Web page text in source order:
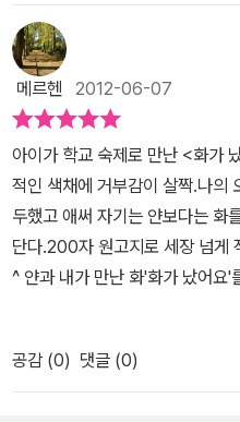
함께 춤을 추고지구를 드럼인양
리고 지쳤을때 천천히 숨을 들이
맘대로~>에서는<화를 내자>란
노는 사람을 상처주기 위함이 아
다. 그리고 기억해 두자. 당신의
낫게 바꿀 가능성이 있다는 것을
경험합니다. 뒤늦게 어떤 식으로
경험으로 되새겨봅니다.끊임없는
으로 일관한다는 사실만으로도
는 방어가 뒤따릅니다. 내 말이
있습니다. 아이와의 대화법을 선
화법은 아이의 마음을 읽어 주라
작아져 사라지고 차분해진 얀은
으며 할아버지 또한 화를 만났었
자연스런 감정이다.나를 지키려
화를 잘못 표현하면 나와 내곁의
할 수도 없다. 그러면 내가 상하
방법중 하나를 알려준다.책에서
께 호흡하라고 한다. 가만히...천
축소하지 말고 있는 그대로 보라
작아져 사라지게 될 것이다.격정
보다.탁닛한 스님은 항상 호흡
이야기를 한다고 생각한다.화가
렇더라도화를 내고 안내고는 나
메르헨 2012-06-07
아이가 학교 숙제로 만난 <화가
적인 색채에 거부감이 살짝.나의
두했고 애써 자기는 얀보다는 화
단다.200자 원고지로 세장 넘게
^ 얀과 내가 만난 화'화가 났어
도 웃고 나도 웃었지만 사실 나
내가 화를 내면 화가 가라앉도록
말하자고 하세요. 처음엔 더 화
공감 (0) 댓글 (0)